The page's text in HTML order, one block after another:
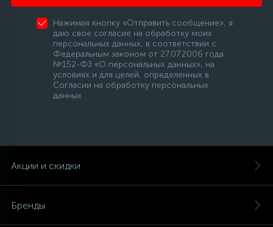
Нажимая кнопку «Отправить сообщение», я
даю свое согласие на обработку моих
персональных данных, в соответствии с
Федеральным законом от 27.07.2006 года
№152-ФЗ «О персональных данных», на
условиях и для целей, определенных в
Согласии на обработку персональных
данных
Акции и скидки
Бренды